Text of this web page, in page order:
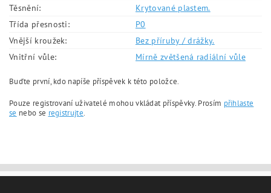
Těsnění:
Krytované plastem.
Třída přesnosti:
P0
Vnější kroužek:
Bez příruby / drážky.
Vnitřní vůle:
Mírně zvětšená radiální vůle
Buďte první, kdo napíše příspěvek k této položce.
Pouze registrovaní uživatelé mohou vkládat příspěvky. Prosím přihlaste
se nebo se registrujte.